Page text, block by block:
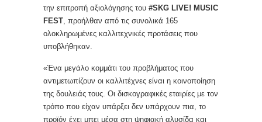
την επιτροπή αξιολόγησης του #SKG LIVE! MUSIC
FEST, προήλθαν από τις συνολικά 165
ολοκληρωμένες καλλιτεχνικές προτάσεις που
υποβλήθηκαν.
«Ένα μεγάλο κομμάτι του προβλήματος που
αντιμετωπίζουν οι καλλιτέχνες είναι η κοινοποίηση
της δουλειάς τους. Οι δισκογραφικές εταιρίες με τον
τρόπο που είχαν υπάρξει δεν υπάρχουν πια, το
προϊόν έχει μπει μέσα στη ψηφιακή αλυσίδα και